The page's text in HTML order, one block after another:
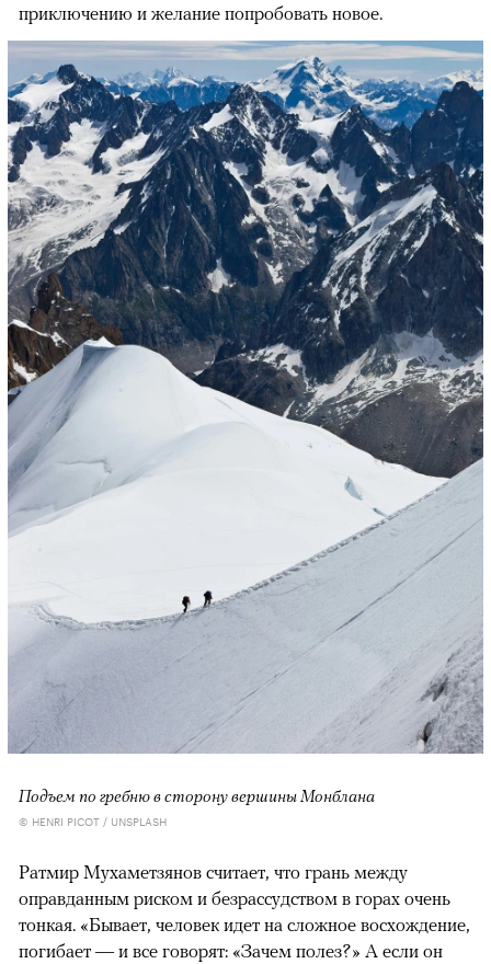
приключению и желание попробовать новое.
Подъем по гребню в сторону вершины Монблана
© HENRI PICOT / UNSPLASH
Ратмир Мухаметзянов считает, что грань между
оправданным риском и безрассудством в горах очень
тонкая. «Бывает, человек идет на сложное восхождение,
погибает — и все говорят: «Зачем полез?» А если он